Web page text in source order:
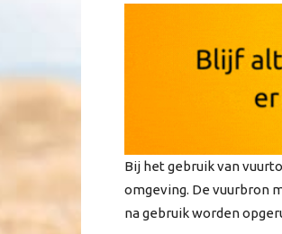
Bij het gebruik van
omgeving. De vuurbron
na gebruik worden